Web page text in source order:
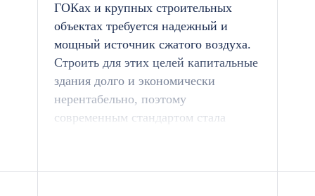
ГОКах и крупных строительных
объектах требуется надежный и
мощный источник сжатого воздуха.
Строить для этих целей капитальные
здания долго и экономически
нерентабельно, поэтому
современным стандартом стала